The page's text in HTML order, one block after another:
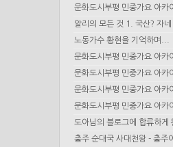
문화도시부평 민중가요 아카
알리의 모든 것 1. 국산? 자
노동가수 황현을 기억하며...
문화도시부평 민중가요 아카
문화도시부평 민중가요 아카
문화도시부평 민중가요 아카
문화도시부평 민중가요 아카
도아님의 블로그에 합류하게
충주 순대국 사대천왕 - 충주